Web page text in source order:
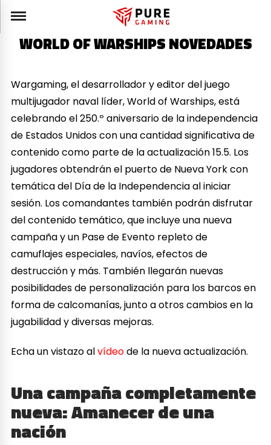
WORLD OF WARSHIPS NOVEDADES
Wargaming, el desarrollador y editor del juego
multijugador naval líder, World of Warships, está
celebrando el 250.º aniversario de la independencia
de Estados Unidos con una cantidad significativa de
contenido como parte de la actualización 15.5. Los
jugadores obtendrán el puerto de Nueva York con
temática del Día de la Independencia al iniciar
sesión. Los comandantes también podrán disfrutar
del contenido temático, que incluye una nueva
campaña y un Pase de Evento repleto de
camuflajes especiales, navíos, efectos de
destrucción y más. También llegarán nuevas
posibilidades de personalización para los barcos en
forma de calcomanías, junto a otros cambios en la
jugabilidad y diversas mejoras.
Echa un vistazo alvídeode la nueva actualización.
Una campaña completamente
nueva: Amanecer de una
nación